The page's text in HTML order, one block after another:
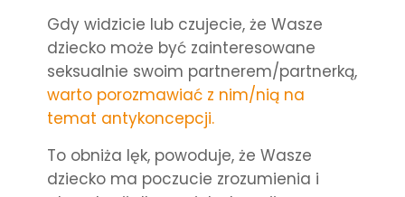
Gdy widzicie lub czujecie, że Wasze
dziecko może być zainteresowane
seksualnie swoim partnerem/partnerką,
warto porozmawiać z nim/nią na
temat antykoncepcji.
To obniża lęk, powoduje, że Wasze
dziecko ma poczucie zrozumienia i